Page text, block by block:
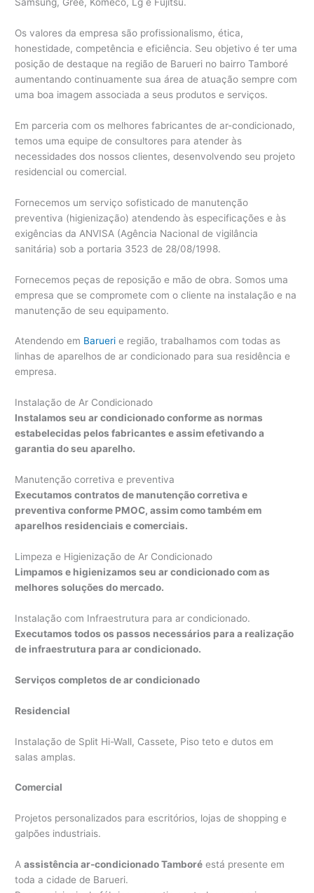
Os valores da empresa são profissionalismo, ética,
honestidade, competência e eficiência. Seu objetivo é ter uma
posição de destaque na região de Barueri no bairro Tamboré
aumentando continuamente sua área de atuação sempre com
uma boa imagem associada a seus produtos e serviços.
Em parceria com os melhores fabricantes de ar-condicionado,
temos uma equipe de consultores para atender às
necessidades dos nossos clientes, desenvolvendo seu projeto
residencial ou comercial.
Fornecemos um serviço sofisticado de manutenção
preventiva (higienização) atendendo às especificações e às
exigências da ANVISA (Agência Nacional de vigilância
sanitária) sob a portaria 3523 de 28/08/1998.
Fornecemos peças de reposição e mão de obra. Somos uma
empresa que se compromete com o cliente na instalação e na
manutenção de seu equipamento.
Atendendo em Barueri e região, trabalhamos com todas as
linhas de aparelhos de ar condicionado para sua residência e
empresa.
Instalação de Ar Condicionado
Instalamos seu ar condicionado conforme as normas
estabelecidas pelos fabricantes e assim efetivando a
garantia do seu aparelho.
Manutenção corretiva e preventiva
Executamos contratos de manutenção corretiva e
preventiva conforme PMOC, assim como também em
aparelhos residenciais e comerciais.
Limpeza e Higienização de Ar Condicionado
Limpamos e higienizamos seu ar condicionado com as
melhores soluções do mercado.
Instalação com Infraestrutura para ar condicionado.
Executamos todos os passos necessários para a realização
de infraestrutura para ar condicionado.
Serviços completos de ar condicionado
Residencial
Instalação de Split Hi-Wall, Cassete, Piso teto e dutos em
salas amplas.
Comercial
Projetos personalizados para escritórios, lojas de shopping e
galpões industriais.
Aassistência ar-condicionado Tamboré está presente em
toda a cidade de Barueri.